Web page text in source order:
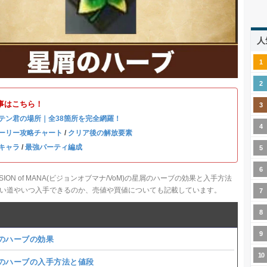
はこちら！
ン君の場所｜全38箇所を完全網羅！
リー攻略チャート / クリア後の解放要素
ャラ / 最強パーティ編成
of MANA(ビジョンオブマナ/VoM)の星屑のハーブの効果と入手方法
道やいつ入手できるのか、売値や買値についても記載しています。
ハーブの効果
ハーブの入手方法と値段